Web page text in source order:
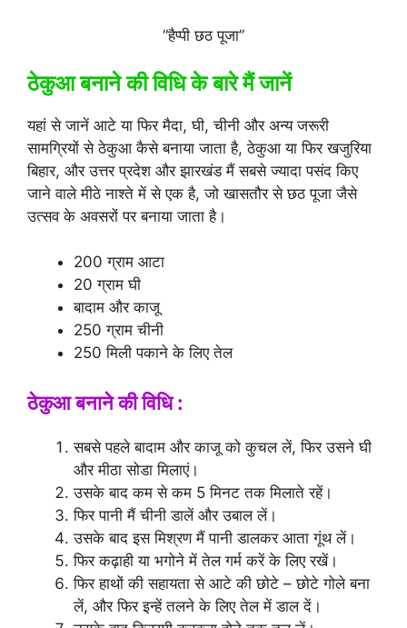
“हैप्पी छठ पूजा”
ठेकुआ बनाने की विधि के बारे मैं जानें
यहां से जानें आटे या फिर मैदा, घी, चीनी और अन्य जरूरी
सामग्रियों से ठेकुआ कैसे बनाया जाता है, ठेकुआ या फिर खजुरिया
बिहार, और उत्तर प्रदेश और झारखंड मैं सबसे ज्यादा पसंद किए
जाने वाले मीठे नाश्ते में से एक है, जो खासतौर से छठ पूजा जैसे
उत्सव के अवसरों पर बनाया जाता है।
200 ग्राम आटा
20 ग्राम घी
बादाम और काजू
250 ग्राम चीनी
250 मिली पकाने के लिए तेल
ठेकुआ बनाने की विधि :
सबसे पहले बादाम और काजू को कुचल लें, फिर उसने घी
और मीठा सोडा मिलाएं।
उसके बाद कम से कम 5 मिनट तक मिलाते रहें।
फिर पानी मैं चीनी डालें और उबाल लें।
उसके बाद इस मिश्रण मैं पानी डालकर आता गूंथ लें।
फिर कढ़ाही या भगोने में तेल गर्म करें के लिए रखें।
फिर हाथों की सहायता से आटे की छोटे – छोटे गोले बना
लें, और फिर इन्हें तलने के लिए तेल में डाल दें।